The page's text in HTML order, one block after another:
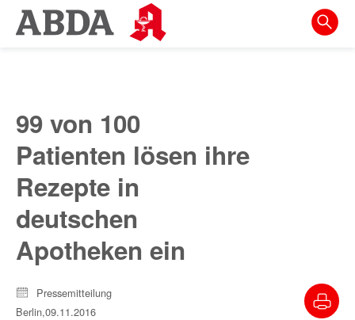
Springe
direkt
zur
Meta-
Navigation
Inhalt
zur
99 von 100
Patienten lösen ihre
Rezepte in
deutschen
Apotheken ein
Pressemitteilung
Berlin,09.11.2016